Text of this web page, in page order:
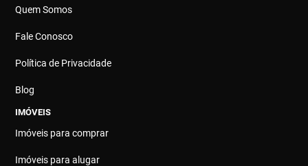
Quem Somos
Fale Conosco
Política de Privacidade
Blog
IMÓVEIS
Imóveis para comprar
Imóveis para alugar